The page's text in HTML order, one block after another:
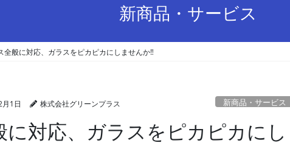
新商品・サービス
全般に対応、ガラスをピカピカにしませんか‼
1日 株式会社グリーンプラス 新商品・サービス
対応、ガラスをピカピカにし